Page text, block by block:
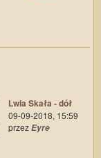
Lwia Skała - dół
09-09-2018, 15:59
przezEyre